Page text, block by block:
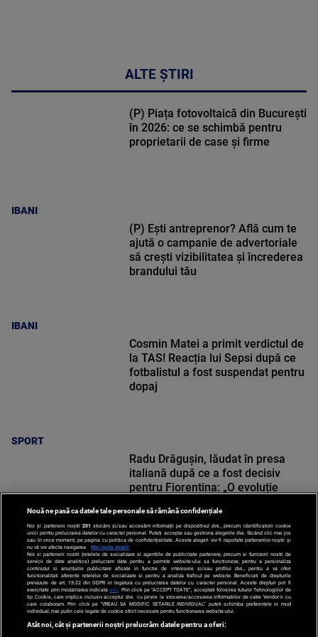
ALTE ȘTIRI
IBANI
(P) Piața fotovoltaică din București
în 2026: ce se schimbă pentru
proprietarii de case și firme
IBANI
(P) Ești antreprenor? Află cum te
ajută o campanie de advertoriale
să crești vizibilitatea și încrederea
brandului tău
SPORT
Cosmin Matei a primit verdictul de
la TAS! Reacția lui Sepsi după ce
fotbalistul a fost suspendat pentru
dopaj
SPORT
Radu Drăgușin, lăudat în presa
italiană după ce a fost decisiv
pentru Fiorentina: „O evoluție
Nouă ne pasă ca datele tale personale să rămână confidențiale
Noi și partenerii noștri 201 stocăm și/sau accesăm informații pe dispozitivul dvs., precum identificatorii cookie
unici pentru prelucrarea datelor cu caracter personal. Puteți accepta sau gestiona alegerile dvs. făcând clic mai jos
sau în orice moment, pe pagina cu politica de confidențialitate. Aceste alegeri vor fi raportate partenerilor noștri și
nu vă vor afecta navigarea.
Mai multe detalii
Noi si partenerii nostri (retelele de socializare si agentiile de publicitate partenere, precum si furnizorii nostri de
servicii de date analitice) prelucram date pentru a permite website-ului sa functioneze, pentru a personaliza
continutul si anunturile publicitare afisate in functie de interesele si/sau profilul dvs., pentru a va oferi
functionalitati aferente retelelor de socializare si pentru a analiza traficul pe website. Beneficiati de drepturile
prevazute de art. 15-22 din GDPR in legatura cu prelucrarea datelor cu caracter personal. Aceste drepturi pot fi
exercitate prin modalitatea indicataaici . Prin click pe “ACCEPT TOATE”, acceptati folosirea tuturor Tehnologiilor de
tip Cookie, care implica inclusiv acceptul dvs. cu privire la stocarea/accesarea informatiilor de catre Vendor-ii cu
care colaboram. Prin click pe “VREAU SA MODIFIC SETARILE INDIVIDUAL” puteti schimba preferintele in mod
individual, mai putin cele legate de cookie strict necesare pentru functionarea website-ului.
Atât noi, cât și partenerii noștri prelucrăm datele pentru a oferi: